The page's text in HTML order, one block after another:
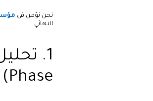
نحن نؤمن في
النهائي:
Phase)